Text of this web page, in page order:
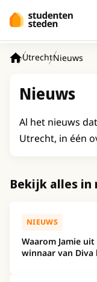
UtrechtNieuws
Nieuws
Al het nieuws
Utrecht, in één
Bekijk alles in
NIEUWS
Waarom Jamie
winnaar van Diva